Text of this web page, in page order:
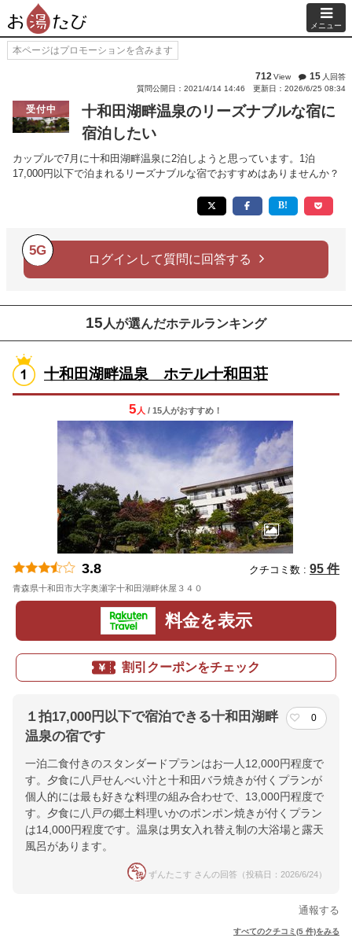
メニュー
本ページはプロモーションを含みます
712View 15 人回答
質問公開日：2021/4/14 14:46
更新日：2026/6/25 08:34
受付中
十和田湖畔温泉のリーズナブルな宿に
宿泊したい
カップルで7月に十和田湖畔温泉に2泊しようと思っています。1泊
17,000円以下で泊まれるリーズナブルな宿でおすすめはありませんか？
5G
ログインして質問に回答する
15 人が選んだホテルランキング
十和田湖畔温泉 ホテル十和田荘
5 人 / 15人がおすすめ！
3.8 クチコミ数 : 95 件
青森県十和田市大字奥瀬字十和田湖畔休屋３４０
料金を表示
割引クーポンをチェック
１拍17,000円以下で宿泊できる十和田湖畔
温泉の宿です
0
一泊二食付きのスタンダードプランはお一人12,000円程度で
す。夕食に八戸せんべい汁と十和田バラ焼きが付くプランが
個人的には最も好きな料理の組み合わせで、13,000円程度で
す。夕食に八戸の郷土料理いかのポンポン焼きが付くプラン
は14,000円程度です。温泉は男女入れ替え制の大浴場と露天
風呂があります。
ずんたこす さんの回答（投稿日：2026/6/24）
通報する
すべてのクチコミ(5 件)をみる